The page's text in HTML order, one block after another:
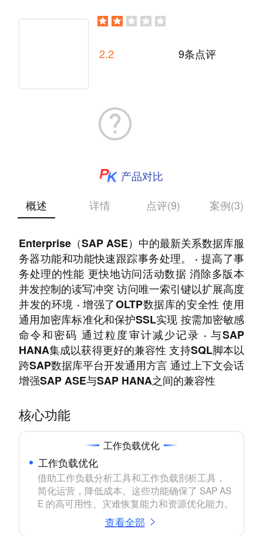
2.2 9条点评
产品对比
概述
详情 点评(9) 案例(3)
Enterprise（SAP ASE）中的最新关系数据库服
务器功能和功能快速跟踪事务处理。 · 提高了事
务处理的性能 更快地访问活动数据 消除多版本
并发控制的读写冲突 访问唯一索引键以扩展高度
并发的环境 · 增强了OLTP数据库的安全性 使用
通用加密库标准化和保护SSL实现 按需加密敏感
命令和密码 通过粒度审计减少记录 · 与SAP
HANA集成以获得更好的兼容性 支持SQL脚本以
跨SAP数据库平台开发通用方言 通过上下文会话
增强SAP ASE与SAP HANA之间的兼容性
核心功能
工作负载优化
工作负载优化
借助工作负载分析工具和工作负载剖析工具，
简化运营，降低成本。这些功能确保了 SAP AS
E 的高可用性、灾难恢复能力和资源优化能力。
查看全部